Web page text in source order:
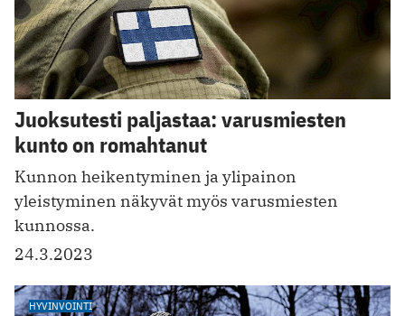
Juoksutesti paljastaa: varusmiesten
kunto on romahtanut
Kunnon heikentyminen ja ylipainon
yleistyminen näkyvät myös varusmiesten
kunnossa.
24.3.2023
HYVINVOINTI